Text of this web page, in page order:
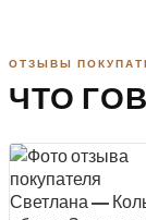
ОТЗЫВЫ
ЧТО